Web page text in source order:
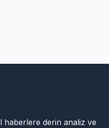
haberlere derin analiz ve